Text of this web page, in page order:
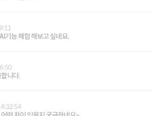
기능 체험 해보고 싶네요.
니다.